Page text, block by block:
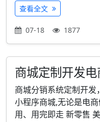
查看全文
07-18 1877
商城定制开发
商城分销系统定制开
小程序商城,无论是电
用、用完即走 新零售